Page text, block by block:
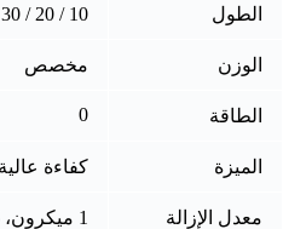
الطول 10 / 20 / 30 / 40 بوصة أو حسب الطلب
الوزن مخصص
الطاقة 0
الميزة كفاءة عالية
معدل الإزالة 1 ميكرون، 5 ميكرون